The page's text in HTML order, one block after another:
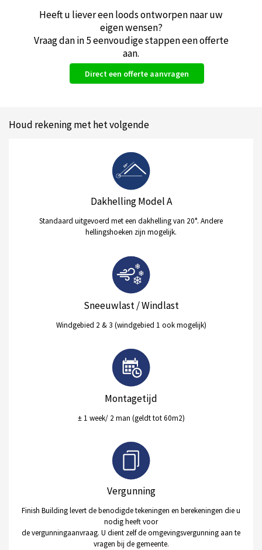
Heeft u liever een loods ontworpen naar uw
eigen wensen?
Vraag dan in 5 eenvoudige stappen een offerte
aan.
Direct een offerte aanvragen
Houd rekening met het volgende
Dakhelling Model A
Standaard uitgevoerd met een dakhelling van 20°. Andere
hellingshoeken zijn mogelijk.
Sneeuwlast / Windlast
Windgebied 2 & 3 (windgebied 1 ook mogelijk)
Montagetijd
± 1 week/ 2 man (geldt tot 60m2)
Vergunning
Finish Building levert de benodigde tekeningen en berekeningen die u
nodig heeft voor
de vergunningaanvraag. U dient zelf de omgevingsvergunning aan te
vragen bij de gemeente.